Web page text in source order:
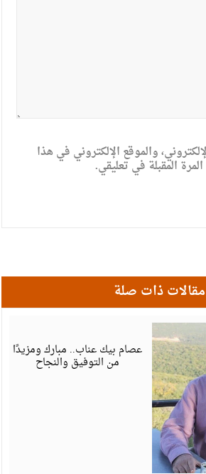
والموقع الإلكتروني في هذا
المقبلة في تعليقي.
مقالات ذات صلة
عصام بيك عناب.. مبارك ومزيدًا
من التوفيق والنجاح